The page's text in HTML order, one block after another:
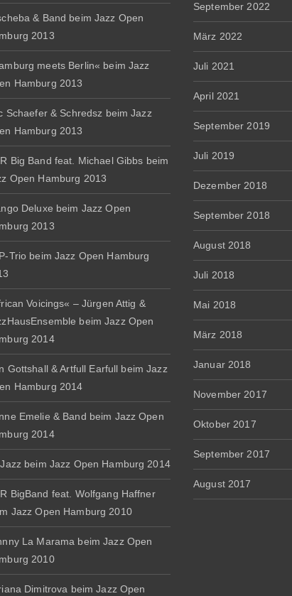
& Band beim Jazz Open
2013
meets Berlin« beim Jazz
Hamburg 2013
Schaefer & Schredsz beim Jazz
Hamburg 2013
Big Band feat. Michael Gibbs beim
Open Hamburg 2013
Deluxe beim Jazz Open
2013
Trio beim Jazz Open Hamburg
Voicings« – Jürgen Attig &
beim Jazz Open
2014
Gottshall & Artfull Earfull beim Jazz
Hamburg 2014
Emelie & Band beim Jazz Open
2014
beim Jazz Open Hamburg 2014
BigBand feat. Wolfgang Haffner
Jazz Open Hamburg 2010
La Marama beim Jazz Open
2010
Dimitrova beim Jazz Open
September 2022
März 2022
Juli 2021
April 2021
September 2019
Juli 2019
Dezember 2018
September 2018
August 2018
Juli 2018
Mai 2018
März 2018
Januar 2018
November 2017
Oktober 2017
September 2017
August 2017